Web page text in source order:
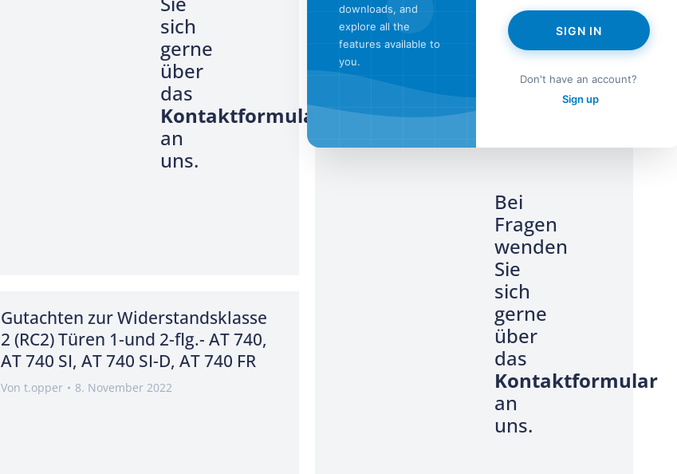
sich
gerne
über
das
Kontaktformular
an
uns.
downloads, and
explore all the
features available to
you.
SIGN IN
Don't have an account?
Sign up
Bei
Fragen
wenden
Sie
sich
gerne
über
das
Kontaktformular
an
uns.
Gutachten zur Widerstandsklasse
2 (RC2) Türen 1-und 2-flg.- AT 740,
AT 740 SI, AT 740 SI-D, AT 740 FR
Von t.opper 8. November 2022